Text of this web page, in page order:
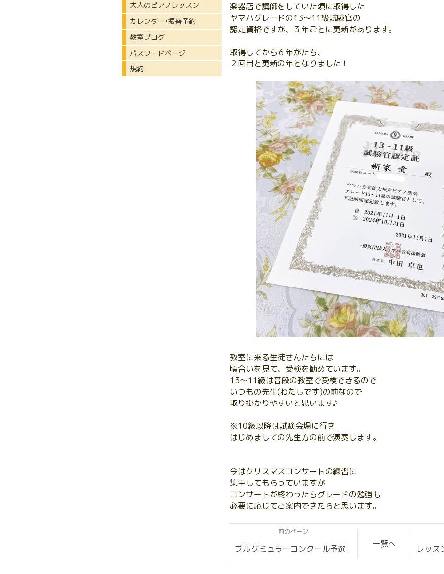
楽器店で講師をしていた頃に取得した
ヤマハグレードの13〜11級試験官の
認定資格ですが、３年ごとに更新があります。
取得してから６年がたち、
２回目と更新の年となりました！
教室に来る生徒さんたちには
頃合いを見て、受検を勧めています。
13〜11級は普段の教室で受検できるので
いつもの先生(わたしです)の前なので
取り掛かりやすいと思います♪
※10級以降は試験会場に行き
はじめましての先生方の前で演奏します。
今はクリスマスコンサートの練習に
集中してもらっていますが
コンサートが終わったらグレードの勉強も
必要に応じてご案内できたらと思います。
前のページ
ブルグミュラーコンクール予選 一覧へ レッス
大人のピアノレッスン
カレンダー•振替予約
教室ブログ
パスワードページ
規約